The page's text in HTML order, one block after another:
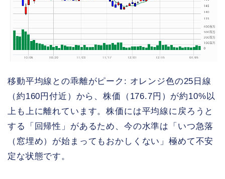
移動平均線との乖離がピーク: オレンジ色の25日線
（約160円付近）から、株価（176.7円）が約10%以
上も上に離れています。株価には平均線に戻ろうと
する「回帰性」があるため、今の水準は「いつ急落
（窓埋め）が始まってもおかしくない」極めて不安
定な状態です。